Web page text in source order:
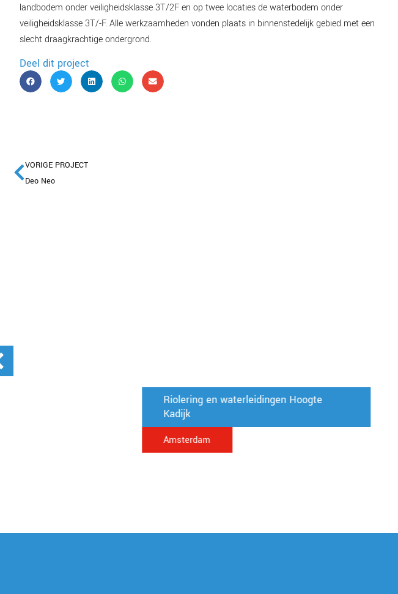
landbodem onder veiligheidsklasse 3T/2F en op twee locaties de waterbodem onder
veiligheidsklasse 3T/-F. Alle werkzaamheden vonden plaats in binnenstedelijk gebied met een
slecht draagkrachtige ondergrond.
Deel dit project
VORIGE PROJECT
Deo Neo
Riolering en waterleidingen Hoogte